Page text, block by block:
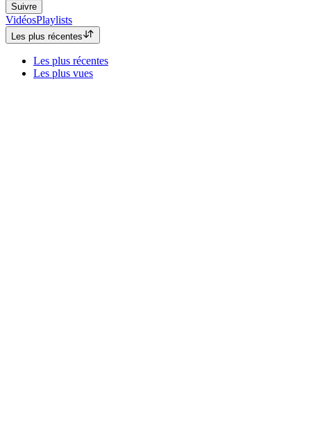
Suivre
VidéosPlaylists
Les plus récentes
Les plus récentes
Les plus vues